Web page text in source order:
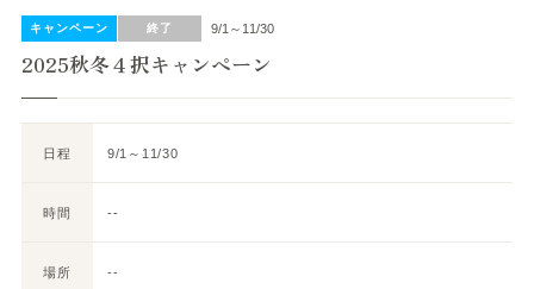
キャンペーン 終了 9/1～11/30
2025秋冬４択キャンペーン
日程 9/1～11/30
時間 --
場所 --